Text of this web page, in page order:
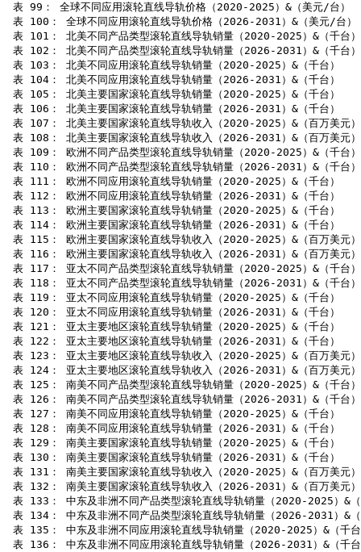
表 99： 全球不同应用滚轮直线导轨价格（2020-2025）&（美元/台）
表 100： 全球不同应用滚轮直线导轨价格（2026-2031）&（美元/台）
表 101： 北美不同产品类型滚轮直线导轨销量（2020-2025）&（千台）
表 102： 北美不同产品类型滚轮直线导轨销量（2026-2031）&（千台）
表 103： 北美不同应用滚轮直线导轨销量（2020-2025）&（千台）
表 104： 北美不同应用滚轮直线导轨销量（2026-2031）&（千台）
表 105： 北美主要国家滚轮直线导轨销量（2020-2025）&（千台）
表 106： 北美主要国家滚轮直线导轨销量（2026-2031）&（千台）
表 107： 北美主要国家滚轮直线导轨收入（2020-2025）&（百万美元）
表 108： 北美主要国家滚轮直线导轨收入（2026-2031）&（百万美元）
表 109： 欧洲不同产品类型滚轮直线导轨销量（2020-2025）&（千台）
表 110： 欧洲不同产品类型滚轮直线导轨销量（2026-2031）&（千台）
表 111： 欧洲不同应用滚轮直线导轨销量（2020-2025）&（千台）
表 112： 欧洲不同应用滚轮直线导轨销量（2026-2031）&（千台）
表 113： 欧洲主要国家滚轮直线导轨销量（2020-2025）&（千台）
表 114： 欧洲主要国家滚轮直线导轨销量（2026-2031）&（千台）
表 115： 欧洲主要国家滚轮直线导轨收入（2020-2025）&（百万美元）
表 116： 欧洲主要国家滚轮直线导轨收入（2026-2031）&（百万美元）
表 117： 亚太不同产品类型滚轮直线导轨销量（2020-2025）&（千台）
表 118： 亚太不同产品类型滚轮直线导轨销量（2026-2031）&（千台）
表 119： 亚太不同应用滚轮直线导轨销量（2020-2025）&（千台）
表 120： 亚太不同应用滚轮直线导轨销量（2026-2031）&（千台）
表 121： 亚太主要地区滚轮直线导轨销量（2020-2025）&（千台）
表 122： 亚太主要地区滚轮直线导轨销量（2026-2031）&（千台）
表 123： 亚太主要地区滚轮直线导轨收入（2020-2025）&（百万美元）
表 124： 亚太主要地区滚轮直线导轨收入（2026-2031）&（百万美元）
表 125： 南美不同产品类型滚轮直线导轨销量（2020-2025）&（千台）
表 126： 南美不同产品类型滚轮直线导轨销量（2026-2031）&（千台）
表 127： 南美不同应用滚轮直线导轨销量（2020-2025）&（千台）
表 128： 南美不同应用滚轮直线导轨销量（2026-2031）&（千台）
表 129： 南美主要国家滚轮直线导轨销量（2020-2025）&（千台）
表 130： 南美主要国家滚轮直线导轨销量（2026-2031）&（千台）
表 131： 南美主要国家滚轮直线导轨收入（2020-2025）&（百万美元）
表 132： 南美主要国家滚轮直线导轨收入（2026-2031）&（百万美元）
表 133： 中东及非洲不同产品类型滚轮直线导轨销量（2020-2025）&
表 134： 中东及非洲不同产品类型滚轮直线导轨销量（2026-2031）&
表 135： 中东及非洲不同应用滚轮直线导轨销量（2020-2025）&（千
表 136： 中东及非洲不同应用滚轮直线导轨销量（2026-2031）&（千